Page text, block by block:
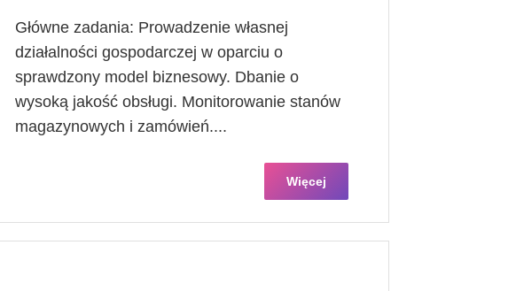
Główne zadania: Prowadzenie własnej
działalności gospodarczej w oparciu o
sprawdzony model biznesowy. Dbanie o
wysoką jakość obsługi. Monitorowanie stanów
magazynowych i zamówień....
Więcej